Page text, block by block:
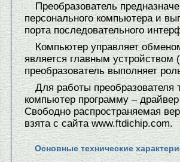
Преобразователь
персонального компьютера и
порта последовательного
Компьютер управляет
является главным устройством
преобразователь выполняет
Для работы преобразователя
компьютер программу –
Cвободно распространяемая
взята с сайта www.ftdichip.com.
Основные технические